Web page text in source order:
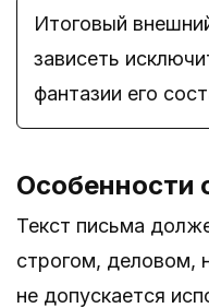
Итоговый
зависеть
фантазии его
Особенности
Текст письма
строгом, деловом,
не допускается